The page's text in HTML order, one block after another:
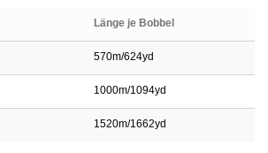
Länge je Bobbel
570m/624yd
1000m/1094yd
1520m/1662yd